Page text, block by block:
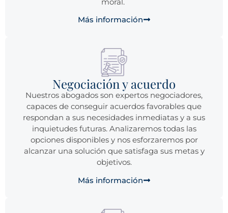
Más información
Negociación y acuerdo
Nuestros abogados son expertos negociadores,
capaces de conseguir acuerdos favorables que
respondan a sus necesidades inmediatas y a sus
inquietudes futuras. Analizaremos todas las
opciones disponibles y nos esforzaremos por
alcanzar una solución que satisfaga sus metas y
objetivos.
Más información